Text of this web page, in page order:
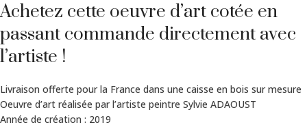
Achetez cette oeuvre d’art cotée en
passant commande directement avec
l’artiste !
Livraison offerte pour la France dans une caisse en bois sur mesure
Oeuvre d’art réalisée par l’artiste peintre Sylvie ADAOUST
Année de création : 2019